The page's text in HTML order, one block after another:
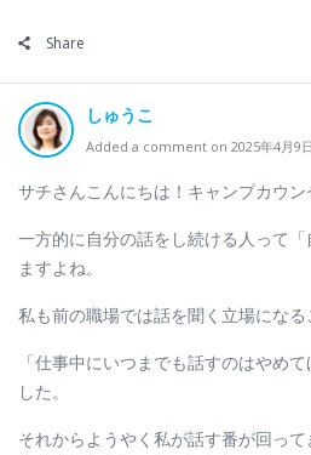
Share
しゅうこ
Added a comment on 2025年4月9
サチさんこんにちは！キャンプカウン
一方的に自分の話をし続ける人って
ますよね。
私も前の職場では話を聞く立場になる
「仕事中にいつまでも話すのはやめ
した。
それからようやく私が話す番が回っ